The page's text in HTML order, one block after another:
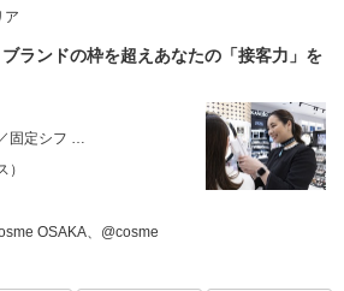
ア
ブランドの枠を超えあなたの「接客力」を
固定シフ …
OSAKA、@cosme